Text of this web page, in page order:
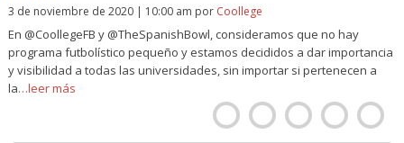
3 de noviembre de 2020 | 10:00 am por Coollege
En @CoollegeFB y @TheSpanishBowl, consideramos que no hay
programa futbolístico pequeño y estamos decididos a dar importancia
y visibilidad a todas las universidades, sin importar si pertenecen a
la…leer más